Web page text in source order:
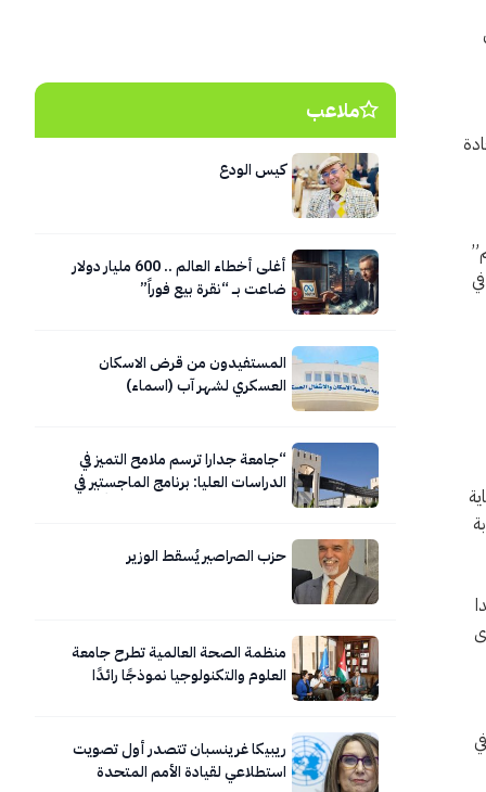
معهم”
في
الرعاية
ملاعب
كيس الودع
أغلى أخطاء العالم .. 600 مليار دولار
ضاعت بــــ “نقرة بيع فوراً”
المستفيدون من قرض الاسكان
العسكري لشهر آب (اسماء)
“جامعة جدارا ترسم ملامح التميز في
الدراسات العليا: برنامج الماجستير في
حزب الصراصير يُسقط الوزير
منظمة الصحة العالمية تطرح جامعة
العلوم والتكنولوجيا نموذجًا رائدًا
ريبيكا غرينسبان تتصدر أول تصويت
استطلاعي لقيادة الأمم المتحدة